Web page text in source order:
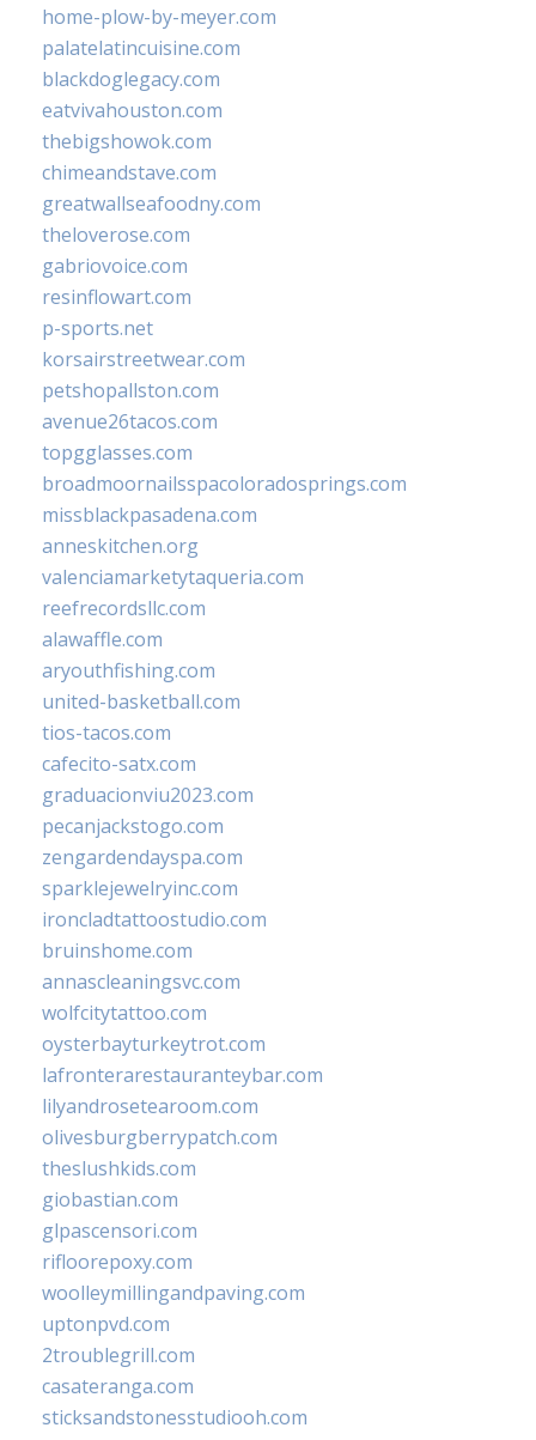
home-plow-by-meyer.com
palatelatincuisine.com
blackdoglegacy.com
eatvivahouston.com
thebigshowok.com
chimeandstave.com
greatwallseafoodny.com
theloverose.com
gabriovoice.com
resinflowart.com
p-sports.net
korsairstreetwear.com
petshopallston.com
avenue26tacos.com
topgglasses.com
broadmoornailsspacoloradosprings.com
missblackpasadena.com
anneskitchen.org
valenciamarketytaqueria.com
reefrecordsllc.com
alawaffle.com
aryouthfishing.com
united-basketball.com
tios-tacos.com
cafecito-satx.com
graduacionviu2023.com
pecanjackstogo.com
zengardendayspa.com
sparklejewelryinc.com
ironcladtattoostudio.com
bruinshome.com
annascleaningsvc.com
wolfcitytattoo.com
oysterbayturkeytrot.com
lafronterarestauranteybar.com
lilyandrosetearoom.com
olivesburgberrypatch.com
theslushkids.com
giobastian.com
glpascensori.com
rifloorepoxy.com
woolleymillingandpaving.com
uptonpvd.com
2troublegrill.com
casateranga.com
sticksandstonesstudiooh.com